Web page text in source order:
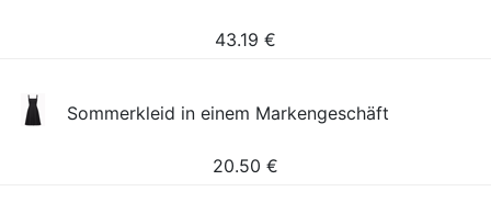
43.19 €
Sommerkleid in einem Markengeschäft
20.50 €